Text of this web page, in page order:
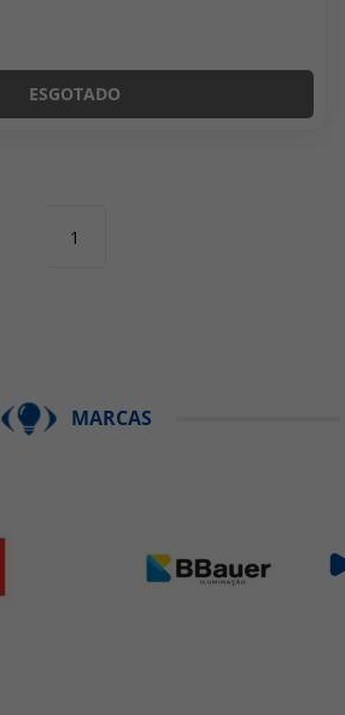
ESGOTADO
1
MARCAS